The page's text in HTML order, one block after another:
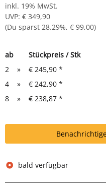
inkl. 19% MwSt.
UVP: € 349,90
(Du sparst 28.29%, € 99,00)
ab
Stückpreis / Stk
2
» € 245,90 *
4
» € 242,90 *
8
» € 238,87 *
bald verfügbar